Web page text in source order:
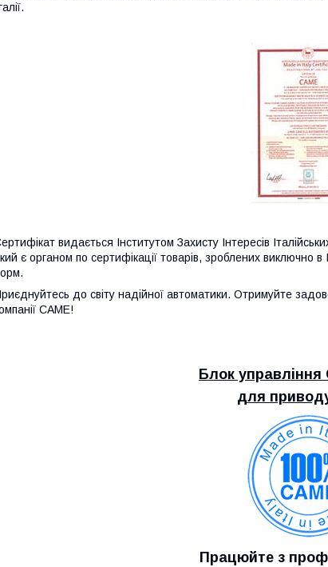
видається Інститутом Захисту Інтересів
є органом по сертифікації товарів, зроблених виключно
до світу надійної автоматики. Отримуйте
CAME!
Блок управління
для
Працюйте з